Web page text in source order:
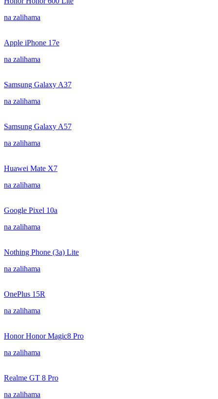
na zalihama
Apple iPhone 17e
na zalihama
Samsung Galaxy A37
na zalihama
Samsung Galaxy A57
na zalihama
Huawei Mate X7
na zalihama
Google Pixel 10a
na zalihama
Nothing Phone (3a) Lite
na zalihama
OnePlus 15R
na zalihama
Honor Honor Magic8 Pro
na zalihama
Realme GT 8 Pro
na zalihama